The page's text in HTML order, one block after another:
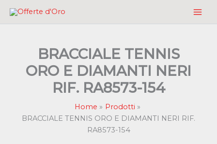
BRACCIALE TENNIS
ORO E DIAMANTI NERI
RIF. RA8573-154
Home
Prodotti
BRACCIALE TENNIS ORO E DIAMANTI NERI RIF.
RA8573-154